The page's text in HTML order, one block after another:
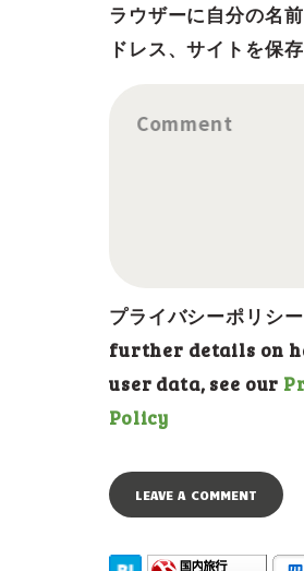
ラウザーに自分の名
ドレス、サイトを保存
Comment
プライバシーポリシ
further details on
user data, see our
Policy